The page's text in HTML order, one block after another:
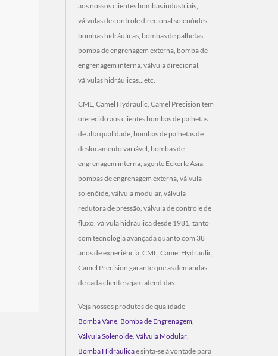
aos nossos clientes bombas industriais,
válvulas de controle direcional solenóides,
bombas hidráulicas, bombas de palhetas,
bomba de engrenagem externa, bomba de
engrenagem interna, válvula direcional,
válvulas hidráulicas...etc.
CML, Camel Hydraulic, Camel Precision tem
oferecido aos clientes bombas de palhetas
de alta qualidade, bombas de palhetas de
deslocamento variável, bombas de
engrenagem interna, agente Eckerle Asia,
bombas de engrenagem externa, válvula
solenóide, válvula modular, válvula
redutora de pressão, válvula de controle de
fluxo, válvula hidráulica desde 1981, tanto
com tecnologia avançada quanto com 38
anos de experiência, CML, Camel Hydraulic,
Camel Precision garante que as demandas
de cada cliente sejam atendidas.
Veja nossos produtos de qualidade
Bomba Vane Bomba de Engrenagem
Válvula Solenoide Válvula Modular
Bomba Hidráulicae sinta-se à vontade para